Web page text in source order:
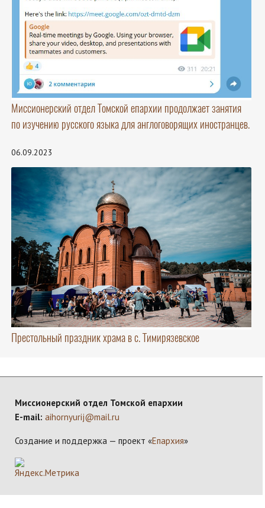
Миссионерский отдел Томской епархии продолжает занятия
по изучению русского языка для англоговорящих иностранцев.
06.09.2023
Престольный праздник храма в с. Тимирязевское
Миссионерский отдел Томской епархии
E-mail: aihornyurij@mail.ru
Создание и поддержка — проект «Епархия»